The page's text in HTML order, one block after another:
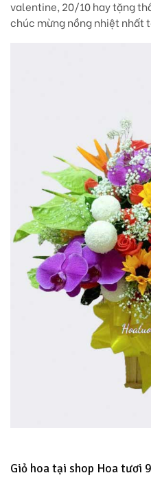
valentine, 20/10 hay tặng
chúc mừng nồng nhiệt nhất
Giỏ hoa tại shop Hoa tươi